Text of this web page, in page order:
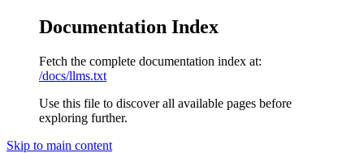
Documentation Index
Fetch the complete documentation index at:
/docs/llms.txt
Use this file to discover all available pages before
exploring further.
Skip to main content